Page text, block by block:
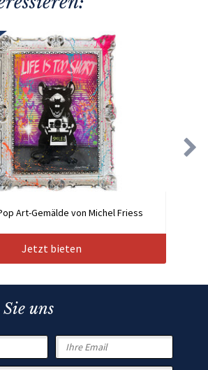
Art-Gemälde von Michel Friess
Jetzt bieten
uns